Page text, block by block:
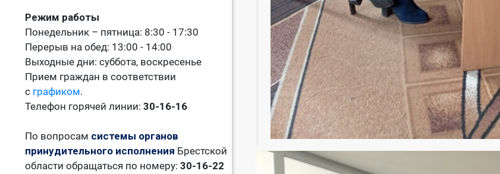
Режим работы
Понедельник – пятница: 8:30 - 17:30
Перерыв на обед: 13:00 - 14:00
Выходные дни: суббота, воскресенье
Прием граждан в соответствии
с графиком.
Телефон горячей линии: 30-16-16
По вопросам системы органов
принудительного исполнения Брестской
области обращаться по номеру: 30-16-22